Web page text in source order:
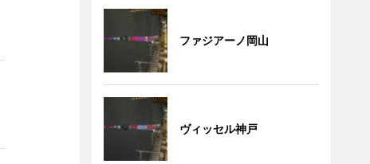
ファジアーノ岡山
ヴィッセル神戸